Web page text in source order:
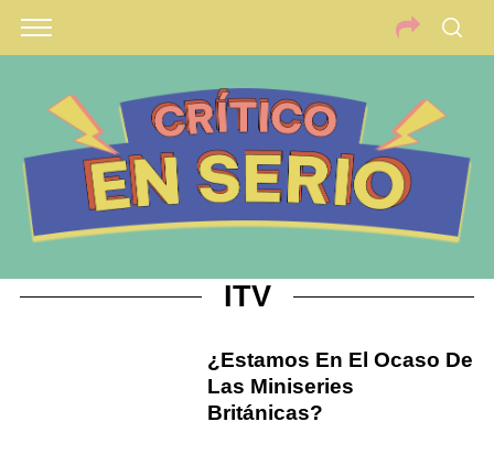
ITV
¿Estamos En El Ocaso De
Las Miniseries
Británicas?